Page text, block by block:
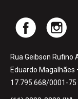
Rua Geibson Rufino
Eduardo Magalhães
17.795.668/0001-75